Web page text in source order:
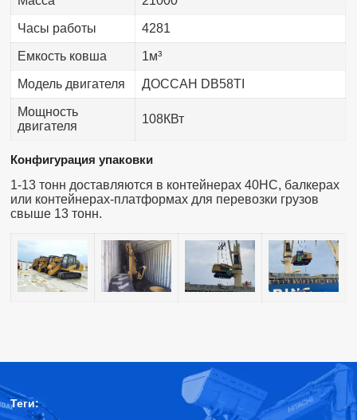
Часы работы 4281
Емкость ковша 1м³
Модель двигателя ДОССАН DB58TI
Мощность
двигателя
108КВт
Конфигурация упаковки
1-13 тонн доставляются в контейнерах 40HC, балкерах
или контейнерах-платформах для перевозки грузов
свыше 13 тонн.
Теги: